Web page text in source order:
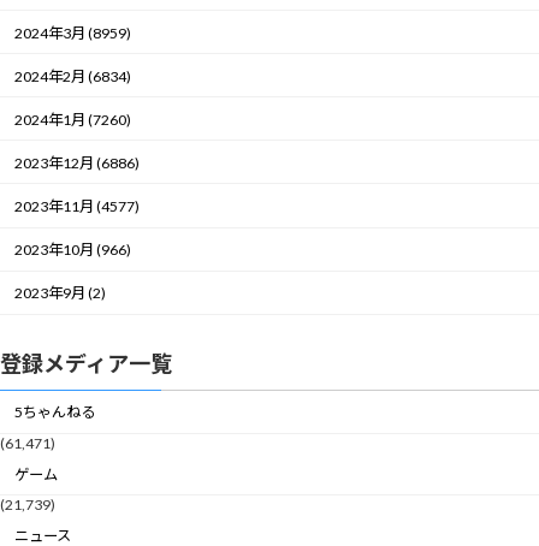
2024年3月 (8959)
2024年2月 (6834)
2024年1月 (7260)
2023年12月 (6886)
2023年11月 (4577)
2023年10月 (966)
2023年9月 (2)
登録メディア一覧
5ちゃんねる
(61,471)
ゲーム
(21,739)
ニュース